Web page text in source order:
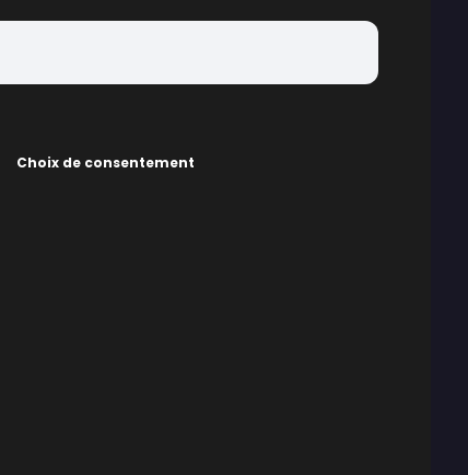
Choix de consentement